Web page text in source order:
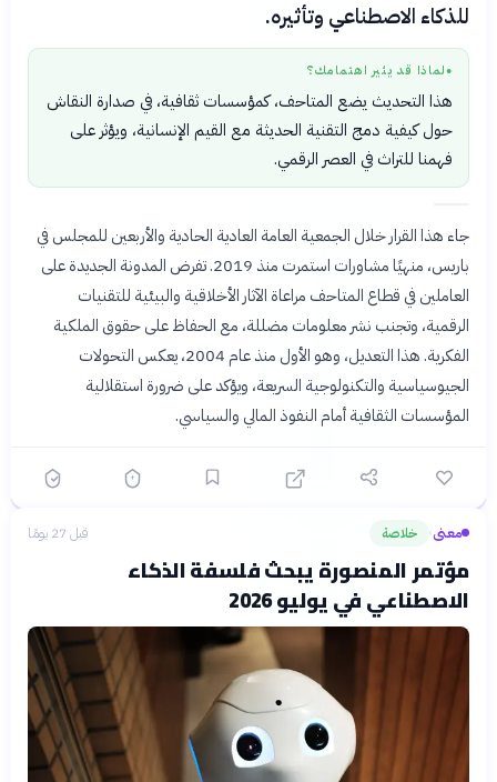
للذكاء الاصطناعي وتأثيره.
● لماذا قد يثير اهتمامك؟
هذا التحديث يضع المتاحف، كمؤسسات ثقافية، في صدارة النقاش
حول كيفية دمج التقنية الحديثة مع القيم الإنسانية، ويؤثر على
فهمنا للتراث في العصر الرقمي.
جاء هذا القرار خلال الجمعية العامة العادية الحادية والأربعين للمجلس في
باريس، منهيًا مشاورات استمرت منذ 2019. تفرض المدونة الجديدة على
العاملين في قطاع المتاحف مراعاة الآثار الأخلاقية والبيئية للتقنيات
الرقمية، وتجنب نشر معلومات مضللة، مع الحفاظ على حقوق الملكية
الفكرية. هذا التعديل، وهو الأول منذ عام 2004، يعكس التحولات
الجيوسياسية والتكنولوجية السريعة، ويؤكد على ضرورة استقلالية
المؤسسات الثقافية أمام النفوذ المالي والسياسي.
معنى› خلاصة قبل 27 يومًا
مؤتمر المنصورة يبحث فلسفة الذكاء
الاصطناعي في يوليو 2026